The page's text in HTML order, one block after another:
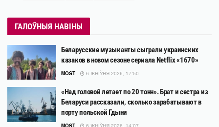
ГАЛОЎНЫЯ НАВІНЫ
Беларусские музыканты сыграли украинских
казаков в новом сезоне сериала Netflix «1670»
MOST 6 ЖНІЎНЯ 2026, 17:50
«Над головой летает по 20 тонн». Брат и сестра из
Беларуси рассказали, сколько зарабатывают в
порту польской Гдыни